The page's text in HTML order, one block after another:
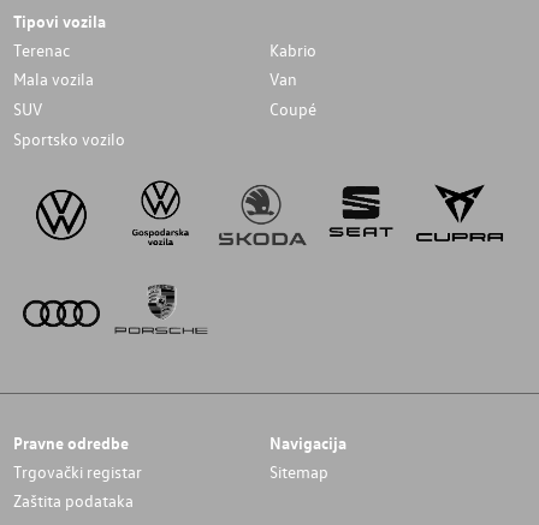
Tipovi vozila
Terenac
Kabrio
Mala vozila
Van
SUV
Coupé
Sportsko vozilo
Pravne odredbe
Trgovački registar
Zaštita podataka
Navigacija
Sitemap